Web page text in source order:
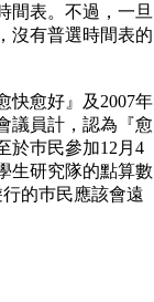
間表。不過，一旦
沒有普選時間表的
快愈好』及2007年
議員計，認為『愈
於巿民參加12月4
生研究隊的點算數
的巿民應該會遠